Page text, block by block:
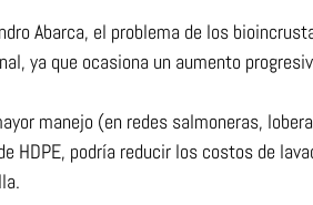
Abarca, el problema de los
ya que ocasiona un aumento
manejo (en redes salmoneras,
HDPE, podría reducir los costos de